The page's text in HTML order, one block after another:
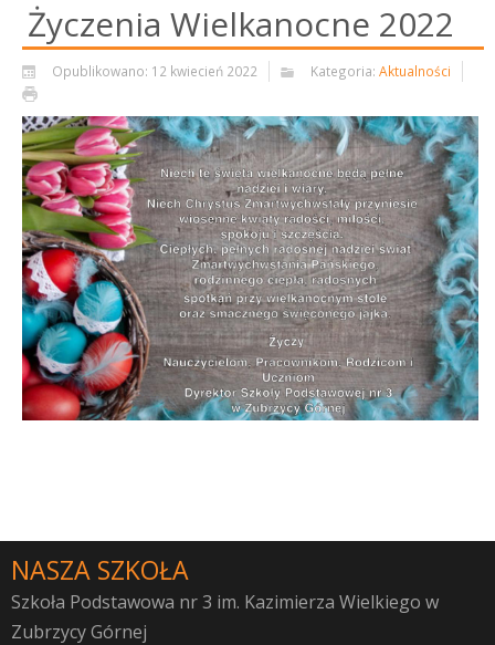
Życzenia Wielkanocne 2022
Opublikowano: 12 kwiecień 2022 Kategoria: Aktualności
NASZA SZKOŁA
Szkoła Podstawowa nr 3 im. Kazimierza Wielkiego w
Zubrzycy Górnej